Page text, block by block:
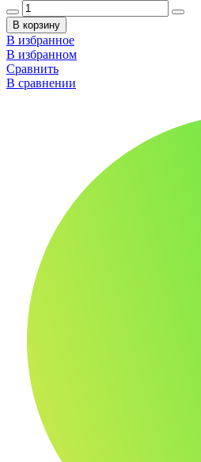
В корзину
В избранное
В избранном
Сравнить
В сравнении